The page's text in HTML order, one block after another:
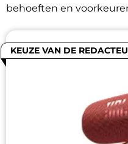
behoeften en
KEUZE VAN DE